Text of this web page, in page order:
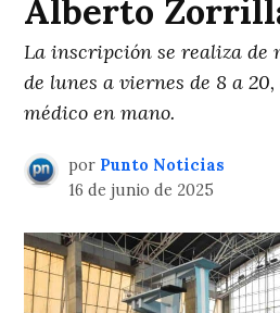
Alberto
La inscripción se realiza de
de lunes a viernes de 8 a
médico en mano.
por Punto Noticias
16 de junio de 2025